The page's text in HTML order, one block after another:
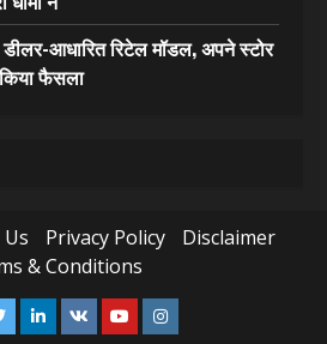
आधारित रिटेल मॉडल, अपने स्टोर
फैसला
Privacy Policy
Disclaimer
& Conditions
Linkedin
VK YoutubeInstagram